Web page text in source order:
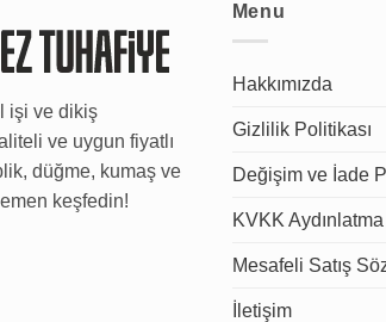
işi ve dikiş
ve uygun fiyatlı
düğme, kumaş ve
keşfedin!
Menu
Hakkımızda
Gizlilik Politikası
Değişim ve İade
KVKK
Mesafeli Satış
İletişim